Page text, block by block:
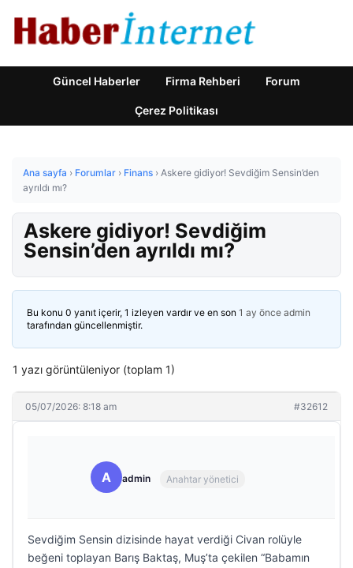
Güncel Haberler Firma Rehberi Forum
Çerez Politikası
Ana sayfa › Forumlar › Finans › Askere gidiyor! Sevdiğim Sensin’den
ayrıldı mı?
Askere gidiyor! Sevdiğim
Sensin’den ayrıldı mı?
Bu konu 0 yanıt içerir, 1 izleyen vardır ve en son 1 ay önce admin
tarafından güncellenmiştir.
1 yazı görüntüleniyor (toplam 1)
05/07/2026: 8:18 am #32612
A admin Anahtar yönetici
Sevdiğim Sensin dizisinde hayat verdiği Civan rolüyle
beğeni toplayan Barış Baktaş, Muş’ta çekilen “Babamın